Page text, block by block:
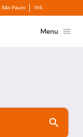
à informação
Paulo Divisor de
156
Menu menu
search